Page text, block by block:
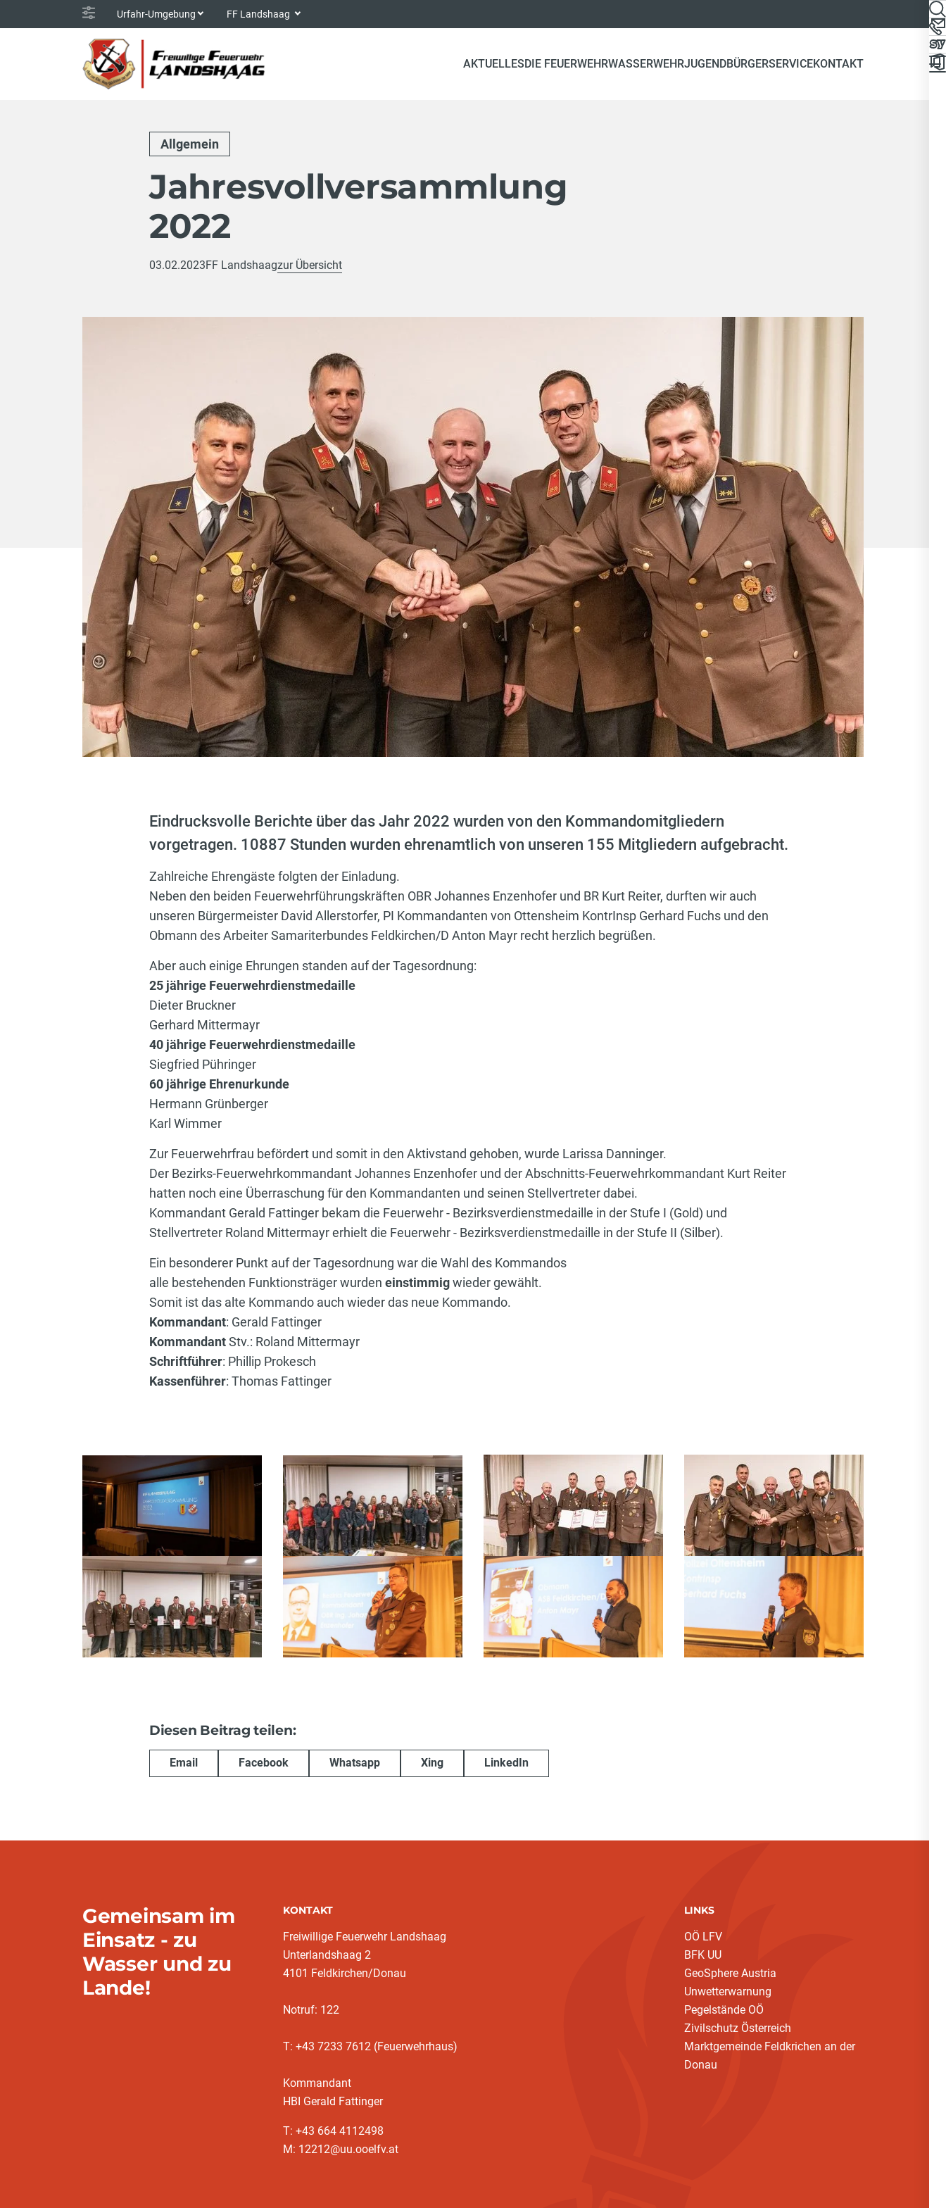
Urfahr-Umgebung FF Landshaag
AKTUELLES DIE FEUERWEHRWASSERWEHRJUGENDBÜRGERSERVICEKONTAKT
Allgemein
Jahresvollversammlung
2022
03.02.2023FF Landshaagzur Übersicht
Eindrucksvolle Berichte über das Jahr 2022 wurden von den Kommandomitgliedern
vorgetragen. 10887 Stunden wurden ehrenamtlich von unseren 155 Mitgliedern aufgebracht.
Zahlreiche Ehrengäste folgten der Einladung.
Neben den beiden Feuerwehrführungskräften OBR Johannes Enzenhofer und BR Kurt Reiter, durften wir auch
unseren Bürgermeister David Allerstorfer, PI Kommandanten von Ottensheim KontrInsp Gerhard Fuchs und den
Obmann des Arbeiter Samariterbundes Feldkirchen/D Anton Mayr recht herzlich begrüßen.
Aber auch einige Ehrungen standen auf der Tagesordnung:
25 jährige Feuerwehrdienstmedaille
Dieter Bruckner
Gerhard Mittermayr
40 jährige Feuerwehrdienstmedaille
Siegfried Pühringer
60 jährige Ehrenurkunde
Hermann Grünberger
Karl Wimmer
Zur Feuerwehrfrau befördert und somit in den Aktivstand gehoben, wurde Larissa Danninger.
Der Bezirks-Feuerwehrkommandant Johannes Enzenhofer und der Abschnitts-Feuerwehrkommandant Kurt Reiter
hatten noch eine Überraschung für den Kommandanten und seinen Stellvertreter dabei.
Kommandant Gerald Fattinger bekam die Feuerwehr - Bezirksverdienstmedaille in der Stufe I (Gold) und
Stellvertreter Roland Mittermayr erhielt die Feuerwehr - Bezirksverdienstmedaille in der Stufe II (Silber).
Ein besonderer Punkt auf der Tagesordnung war die Wahl des Kommandos
alle bestehenden Funktionsträger wurden einstimmigwieder gewählt.
Somit ist das alte Kommando auch wieder das neue Kommando.
Kommandant: Gerald Fattinger
KommandantStv.: Roland Mittermayr
Schriftführer: Phillip Prokesch
Kassenführer: Thomas Fattinger
Diesen Beitrag teilen:
Email Facebook Whatsapp Xing LinkedIn
Gemeinsam im
Einsatz - zu
Wasser und zu
Lande!
KONTAKT
Freiwillige Feuerwehr Landshaag
Unterlandshaag 2
4101 Feldkirchen/Donau
Notruf: 122
T: +43 7233 7612 (Feuerwehrhaus)
Kommandant
HBI Gerald Fattinger
T: +43 664 4112498
M: 12212@uu.ooelfv.at
LINKS
OÖ LFV
BFK UU
GeoSphere Austria
Unwetterwarnung
Pegelstände OÖ
Zivilschutz Österreich
Marktgemeinde Feldkrichen an der
Donau